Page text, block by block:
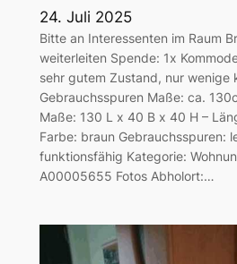
24. Juli 2025
Bitte an Interessenten im Raum
weiterleiten Spende: 1x
sehr gutem Zustand, nur wenige
Gebrauchsspuren Maße: ca.
Maße: 130 L x 40 B x 40 H –
Farbe: braun Gebrauchsspuren:
funktionsfähig Kategorie:
A00005655 Fotos Abholort:…